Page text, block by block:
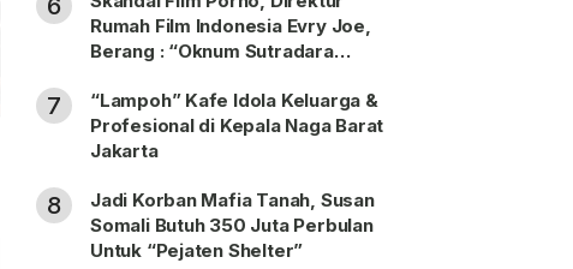
Rumah Film Indonesia Evry Joe,
Berang : “Oknum Sutradara
7
“Lampoh” Kafe Idola Keluarga &
Profesional di Kepala Naga Barat
Jakarta
8
Jadi Korban Mafia Tanah, Susan
Somali Butuh 350 Juta Perbulan
Untuk “Pejaten Shelter”